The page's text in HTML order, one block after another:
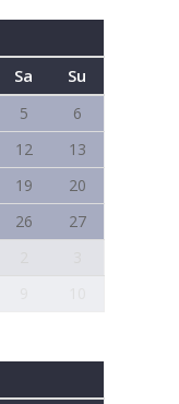
Sa Su
5
6
12
13
19
20
26
27